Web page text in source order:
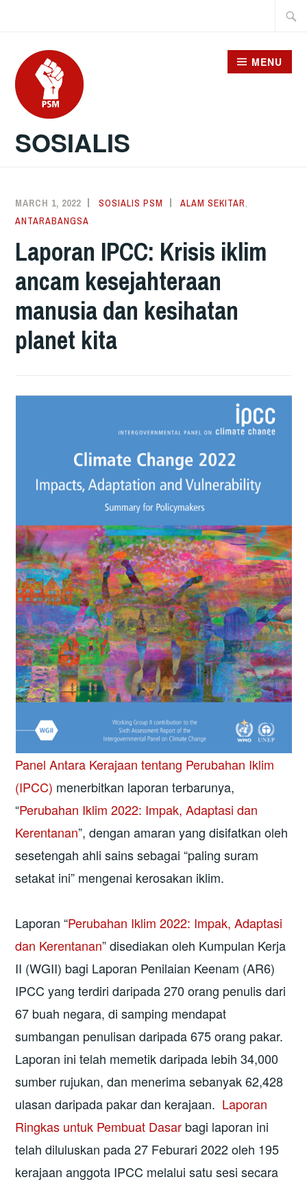
content
SOSIALIS
MENU
MARCH 1, 2022 SOSIALIS PSM ALAM SEKITAR
ANTARABANGSA
Laporan IPCC: Krisis iklim
ancam kesejahteraan
manusia dan kesihatan
planet kita
Panel Antara Kerajaan tentang Perubahan Iklim
(IPCC) menerbitkan laporan terbarunya,
“Perubahan Iklim 2022: Impak, Adaptasi dan
Kerentanan”, dengan amaran yang disifatkan oleh
sesetengah ahli sains sebagai “paling suram
setakat ini” mengenai kerosakan iklim.
Laporan “Perubahan Iklim 2022: Impak, Adaptasi
dan Kerentanan” disediakan oleh Kumpulan Kerja
II (WGII) bagi Laporan Penilaian Keenam (AR6)
IPCC yang terdiri daripada 270 orang penulis dari
67 buah negara, di samping mendapat
sumbangan penulisan daripada 675 orang pakar.
Laporan ini telah memetik daripada lebih 34,000
sumber rujukan, dan menerima sebanyak 62,428
ulasan daripada pakar dan kerajaan. Laporan
Ringkas untuk Pembuat Dasar bagi laporan ini
telah diluluskan pada 27 Feburari 2022 oleh 195
kerajaan anggota IPCC melalui satu sesi secara